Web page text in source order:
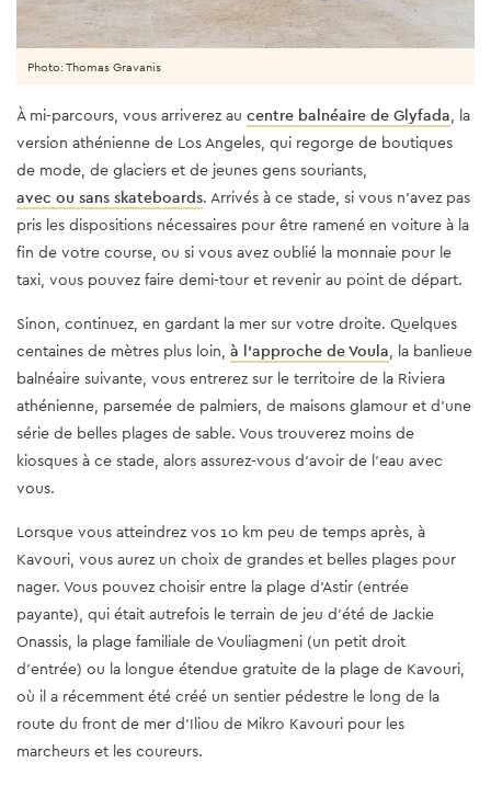
Photo: Thomas Gravanis
À mi-parcours, vous arriverez au centre balnéaire de Glyfada, la
version athénienne de Los Angeles, qui regorge de boutiques
de mode, de glaciers et de jeunes gens souriants,
avec ou sans skateboards. Arrivés à ce stade, si vous n’avez pas
pris les dispositions nécessaires pour être ramené en voiture à la
fin de votre course, ou si vous avez oublié la monnaie pour le
taxi, vous pouvez faire demi-tour et revenir au point de départ.
Sinon, continuez, en gardant la mer sur votre droite. Quelques
centaines de mètres plus loin, à l'approche de Voula, la banlieue
balnéaire suivante, vous entrerez sur le territoire de la Riviera
athénienne, parsemée de palmiers, de maisons glamour et d'une
série de belles plages de sable. Vous trouverez moins de
kiosques à ce stade, alors assurez-vous d'avoir de l'eau avec
vous.
Lorsque vous atteindrez vos 10 km peu de temps après, à
Kavouri, vous aurez un choix de grandes et belles plages pour
nager. Vous pouvez choisir entre la plage d'Astir (entrée
payante), qui était autrefois le terrain de jeu d'été de Jackie
Onassis, la plage familiale de Vouliagmeni (un petit droit
d'entrée) ou la longue étendue gratuite de la plage de Kavouri,
où il a récemment été créé un sentier pédestre le long de la
route du front de mer d'Iliou de Mikro Kavouri pour les
marcheurs et les coureurs.